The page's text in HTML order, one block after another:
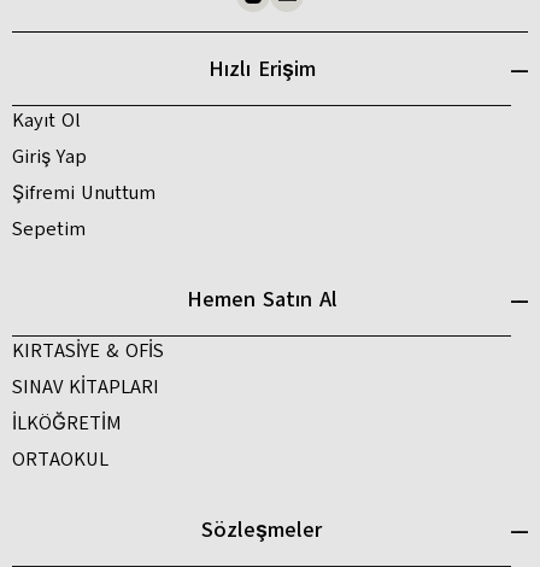
Hızlı Erişim
Kayıt Ol
Giriş Yap
Şifremi Unuttum
Sepetim
Hemen Satın Al
KIRTASİYE & OFİS
SINAV KİTAPLARI
İLKÖĞRETİM
ORTAOKUL
Sözleşmeler